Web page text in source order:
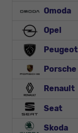
Omoda
Opel
Peugeot
Porsche
Renault
Seat
Skoda